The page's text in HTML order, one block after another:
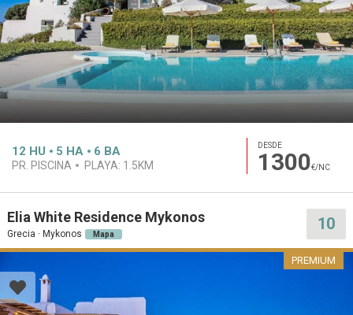
12 HU 5 HA 6 BA
PR. PISCINA PLAYA: 1.5KM
DESDE
1300€/NC
Elia White Residence Mykonos
Grecia · Mykonos Mapa
10
PREMIUM